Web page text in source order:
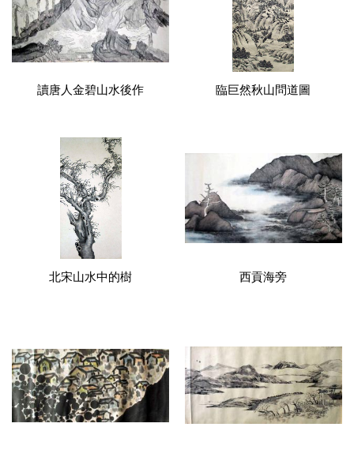
讀唐人金碧山水後作 臨巨然秋山問道圖
北宋山水中的樹 西貢海旁